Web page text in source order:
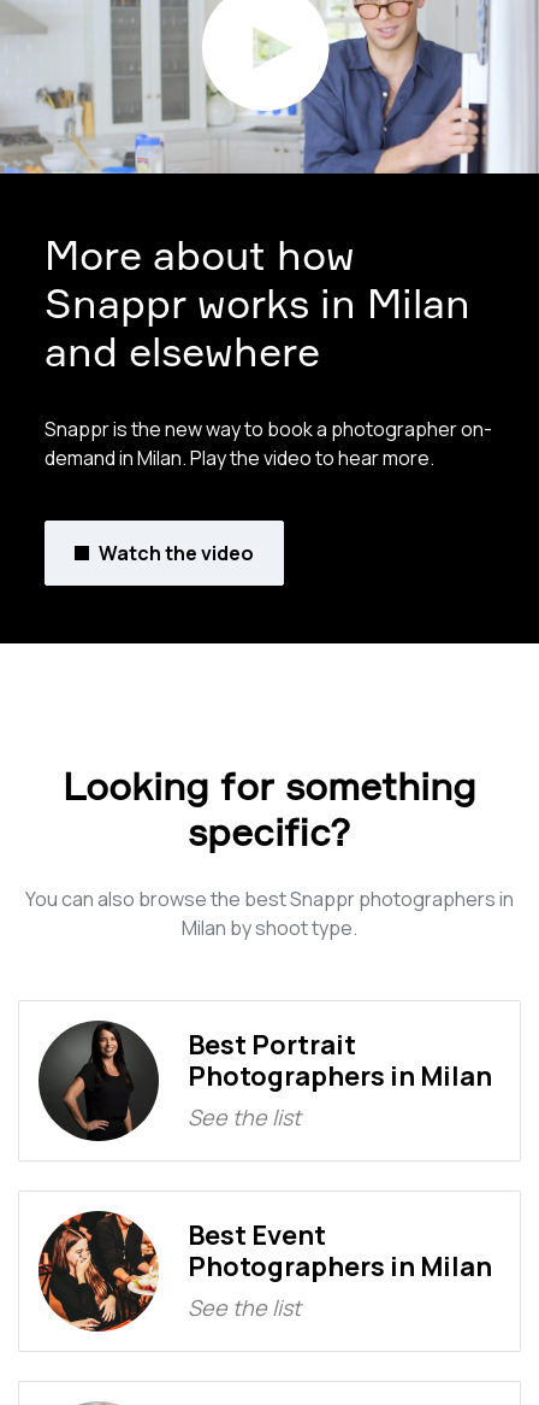
More about how
Snappr works in Milan
and elsewhere
Snappr is the new way to book a photographer on-
demand in Milan. Play the video to hear more.
Watch the video
Looking for something
specific?
You can also browse the best Snappr photographers in
Milan by shoot type.
Best Portrait
Photographers in Milan
See the list
Best Event
Photographers in Milan
See the list